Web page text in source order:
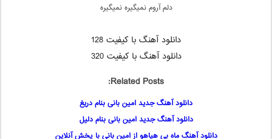
دلم آروم نمیگیره نمیگیره
دانلود آهنگ با کیفیت 128
دانلود آهنگ با کیفیت 320
Related Posts:
دانلود آهنگ جدید امین بانی بنام دریغ
دانلود آهنگ جدید امین بانی بنام دلیل
دانلود آهنگ ماه بی هیاهو از امین بانی با پخش آنلاین